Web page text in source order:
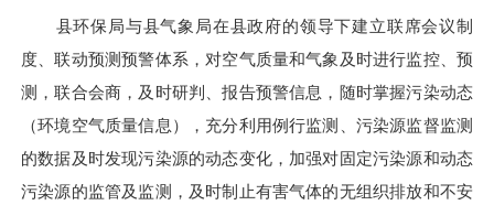
县环保局与县气象局在县政府的领导下建立联席会议制
度、联动预测预警体系，对空气质量和气象及时进行监控、预
测，联合会商，及时研判、报告预警信息，随时掌握污染动态
（环境空气质量信息），充分利用例行监测、污染源监督监测
的数据及时发现污染源的动态变化，加强对固定污染源和动态
污染源的监管及监测，及时制止有害气体的无组织排放和不安